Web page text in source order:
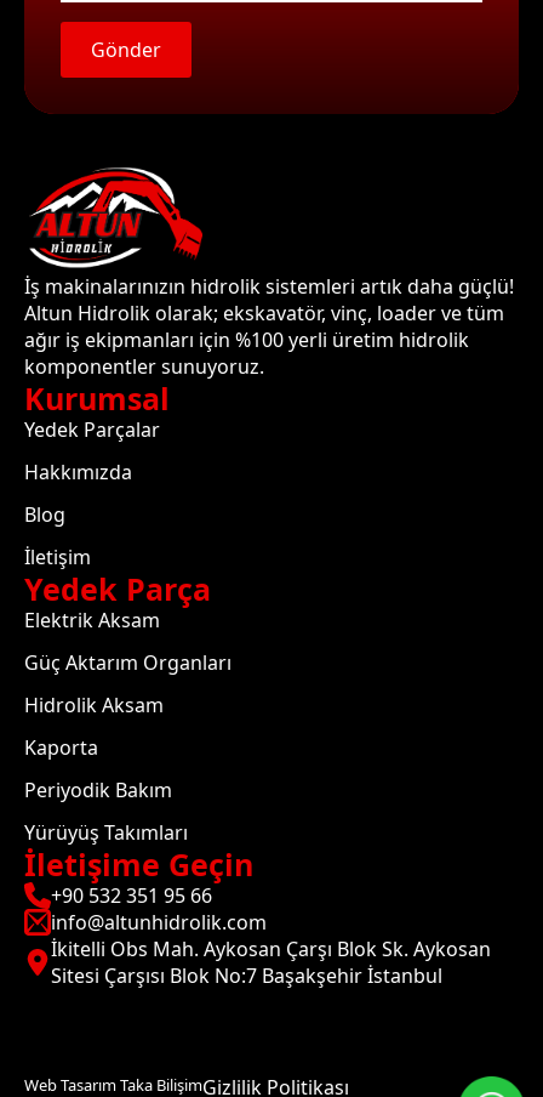
Gönder
İş makinalarınızın hidrolik sistemleri artık daha güçlü!
Altun Hidrolik olarak; ekskavatör, vinç, loader ve tüm
ağır iş ekipmanları için %100 yerli üretim hidrolik
komponentler sunuyoruz.
Kurumsal
Yedek Parçalar
Hakkımızda
Blog
İletişim
Yedek Parça
Elektrik Aksam
Güç Aktarım Organları
Hidrolik Aksam
Kaporta
Periyodik Bakım
Yürüyüş Takımları
İletişime Geçin
+90 532 351 95 66
info@altunhidrolik.com
İkitelli Obs Mah. Aykosan Çarşı Blok Sk. Aykosan
Sitesi Çarşısı Blok No:7 Başakşehir İstanbul
Web Tasarım Taka BilişimGizlilik Politikası